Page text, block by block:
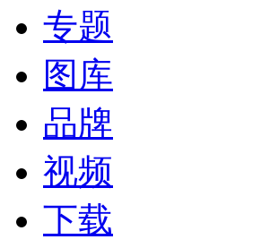
专题
图库
品牌
视频
下载